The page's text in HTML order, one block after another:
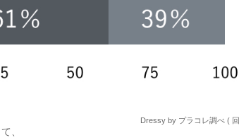
Dressy by プラコレ調べ (
、